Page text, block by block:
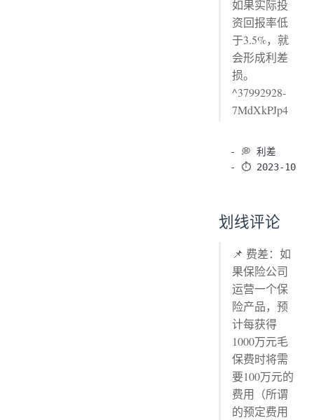
如果实际投
资回报率低
于3.5%，就
会形成利差
损。
^37992928-
7MdXkPJp4
- 💭 利差
划线评论
📌 费差：如
果保险公司
运营一个保
险产品，预
计每获得
1000万元毛
保费时将需
要100万元的
费用（所谓
的预定费用